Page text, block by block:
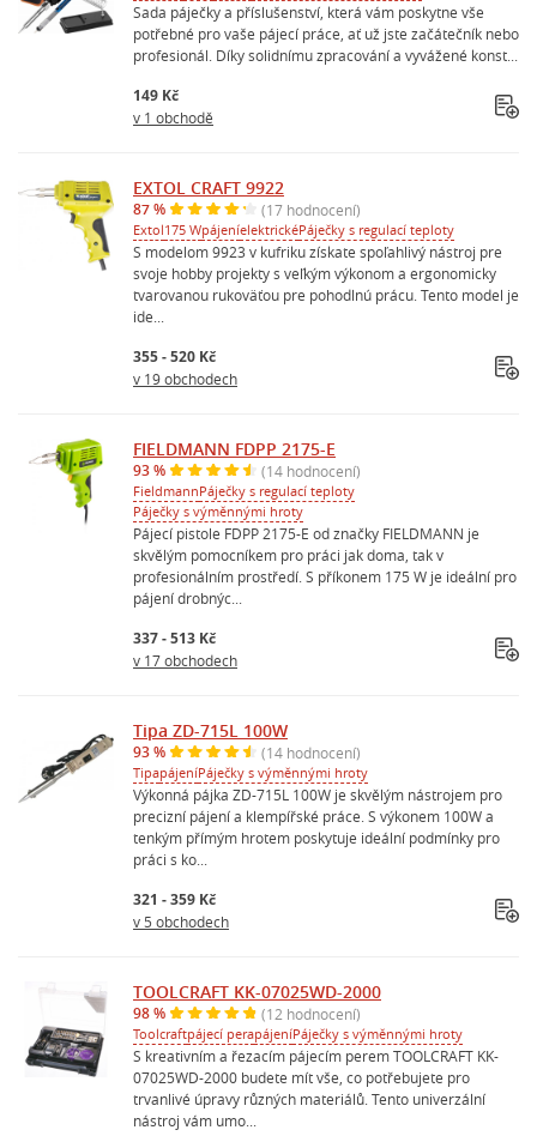
Sada páječky a příslušenství, která vám poskytne vše
potřebné pro vaše pájecí práce, ať už jste začátečník nebo
profesionál. Díky solidnímu zpracování a vyvážené konst...
149 Kč
v 1 obchodě
EXTOL CRAFT 9922
87 % (17 hodnocení)
Extol175 WpájeníelektrickéPáječky s regulací teploty
S modelom 9923 v kufriku získate spoľahlivý nástroj pre
svoje hobby projekty s veľkým výkonom a ergonomicky
tvarovanou rukoväťou pre pohodlnú prácu. Tento model je
ide...
355 - 520 Kč
v 19 obchodech
FIELDMANN FDPP 2175-E
93 % (14 hodnocení)
FieldmannPáječky s regulací teploty
Páječky s výměnnými hroty
Pájecí pistole FDPP 2175-E od značky FIELDMANN je
skvělým pomocníkem pro práci jak doma, tak v
profesionálním prostředí. S příkonem 175 W je ideální pro
pájení drobnýc...
337 - 513 Kč
v 17 obchodech
Tipa ZD-715L 100W
93 % (14 hodnocení)
TipapájeníPáječky s výměnnými hroty
Výkonná pájka ZD-715L 100W je skvělým nástrojem pro
precizní pájení a klempířské práce. S výkonem 100W a
tenkým přímým hrotem poskytuje ideální podmínky pro
práci s ko...
321 - 359 Kč
v 5 obchodech
TOOLCRAFT KK-07025WD-2000
98 % (12 hodnocení)
Toolcraftpájecí perapájeníPáječky s výměnnými hroty
S kreativním a řezacím pájecím perem TOOLCRAFT KK-
07025WD-2000 budete mít vše, co potřebujete pro
trvanlivé úpravy různých materiálů. Tento univerzální
nástroj vám umo...